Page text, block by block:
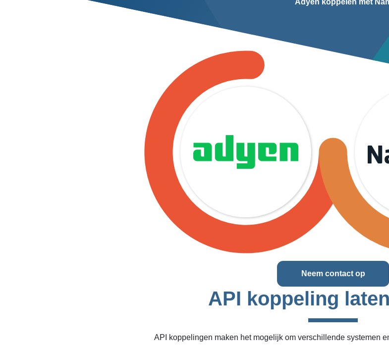
Adyen koppelen met
Neem contact op
API koppeling
API koppelingen maken het mogelijk om verschillende systemen